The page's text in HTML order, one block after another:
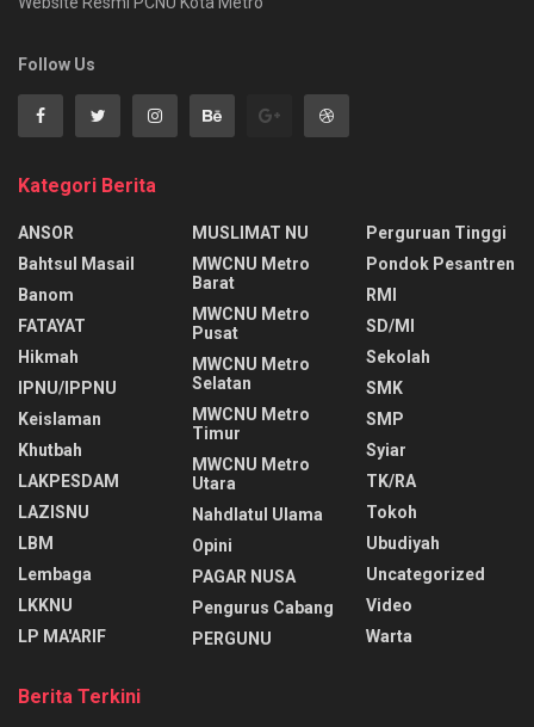
Follow Us
Kategori Berita
ANSOR
Bahtsul Masail
Banom
FATAYAT
Hikmah
IPNU/IPPNU
Keislaman
Khutbah
LAKPESDAM
LAZISNU
LBM
Lembaga
LKKNU
LP MA'ARIF
MUSLIMAT NU
MWCNU Metro
Barat
MWCNU Metro
Pusat
MWCNU Metro
Selatan
MWCNU Metro
Timur
MWCNU Metro
Utara
Nahdlatul Ulama
Opini
PAGAR NUSA
Pengurus Cabang
PERGUNU
Perguruan Tinggi
Pondok Pesantren
RMI
SD/MI
Sekolah
SMK
SMP
Syiar
TK/RA
Tokoh
Ubudiyah
Uncategorized
Video
Warta
Berita Terkini